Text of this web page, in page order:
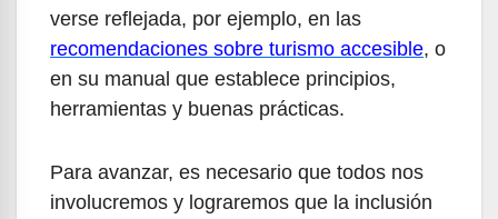
verse reflejada, por ejemplo, en las
recomendaciones sobre turismo accesible, o
en su manual que establece principios,
herramientas y buenas prácticas.
Para avanzar, es necesario que todos nos
involucremos y lograremos que la inclusión